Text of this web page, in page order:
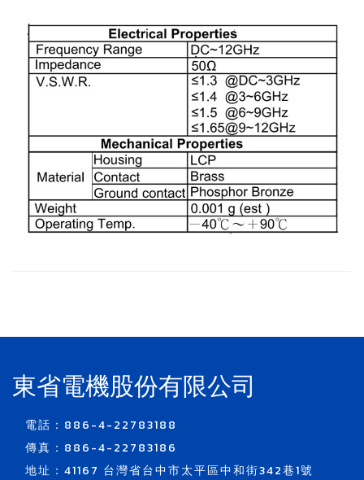
東省電機股份有限公司
電話：886-4-22783188
傳真：886-4-22783186
地址：41167 台灣省台中市太平區中和街342巷1號